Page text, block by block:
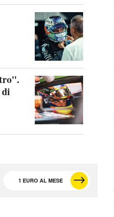
1 EURO AL MESE